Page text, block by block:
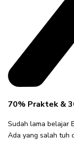
70% Praktek &
Sudah lama belajar
Ada yang salah tuh